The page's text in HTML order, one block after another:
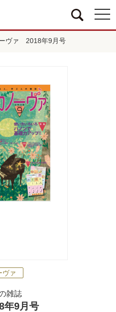
ヴァ 2018年9月号
ヴァ
雑誌
年9月号